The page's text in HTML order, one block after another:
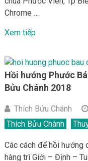
Chrome …
Xem tiếp
Hồi hướng Phước
Bửu Chánh 2018
Thích Bửu Chánh
Thích Bửu Chánh
Các cách để hồi hướng
hàng trì Giới – Định –